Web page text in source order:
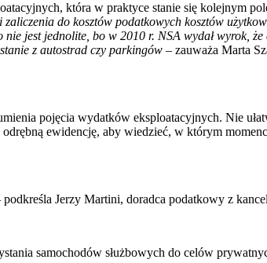
która w praktyce stanie się kolejnym
do kosztów podatkowych kosztów
jest jednolite, bo w 2010 r. NSA wydał wyrok,
z autostrad czy parkingów – zauważa Marta
pojęcia wydatków eksploatacyjnych. Nie
ewidencję, aby wiedzieć, w którym
podkreśla Jerzy Martini, doradca podatkowy z
samochodów służbowych do celów